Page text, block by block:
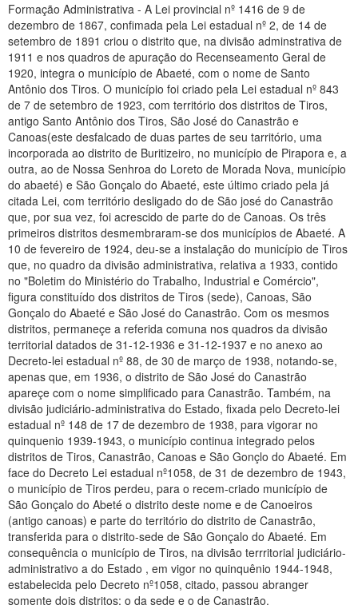
Formação Administrativa - A Lei provincial nº 1416 de 9 de
dezembro de 1867, confimada pela Lei estadual nº 2, de 14 de
setembro de 1891 criou o distrito que, na divisão adminstrativa de
1911 e nos quadros de apuração do Recenseamento Geral de
1920, integra o município de Abaeté, com o nome de Santo
Antônio dos Tiros. O município foi criado pela Lei estadual nº 843
de 7 de setembro de 1923, com território dos distritos de Tiros,
antigo Santo Antônio dos Tiros, São José do Canastrão e
Canoas(este desfalcado de duas partes de seu tarritório, uma
incorporada ao distrito de Buritizeiro, no município de Pirapora e, a
outra, ao de Nossa Senhroa do Loreto de Morada Nova, município
do abaeté) e São Gonçalo do Abaeté, este último criado pela já
citada Lei, com território desligado do de São josé do Canastrão
que, por sua vez, foi acrescido de parte do de Canoas. Os três
primeiros distritos desmembraram-se dos municípios de Abaeté. A
10 de fevereiro de 1924, deu-se a instalação do município de Tiros
que, no quadro da divisão administrativa, relativa a 1933, contido
no "Boletim do Ministério do Trabalho, Industrial e Comércio",
figura constituído dos distritos de Tiros (sede), Canoas, São
Gonçalo do Abaeté e São José do Canastrão. Com os mesmos
distritos, permaneçe a referida comuna nos quadros da divisão
territorial datados de 31-12-1936 e 31-12-1937 e no anexo ao
Decreto-lei estadual nº 88, de 30 de março de 1938, notando-se,
apenas que, em 1936, o distrito de São José do Canastrão
apareçe com o nome simplificado para Canastrão. Também, na
divisão judiciário-administrativa do Estado, fixada pelo Decreto-lei
estadual nº 148 de 17 de dezembro de 1938, para vigorar no
quinquenio 1939-1943, o município continua integrado pelos
distritos de Tiros, Canastrão, Canoas e São Gonçlo do Abaeté. Em
face do Decreto Lei estadual nº1058, de 31 de dezembro de 1943,
o município de Tiros perdeu, para o recem-criado município de
São Gonçalo do Abeté o distrito deste nome e de Canoeiros
(antigo canoas) e parte do território do distrito de Canastrão,
transferida para o distrito-sede de São Gonçalo do Abaeté. Em
consequência o município de Tiros, na divisão terrritorial judiciário-
administrativo a do Estado , em vigor no quinquênio 1944-1948,
estabelecida pelo Decreto nº1058, citado, passou abranger
somente dois distritos: o da sede e o de Canastrão.